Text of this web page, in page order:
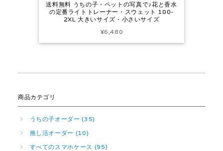
送料無料 うちの子・ペットの写真で♪花と香水
の定番ライトトレーナー・スウェット 100-
2XL 大きいサイズ・小さいサイズ
¥6,480
商品カテゴリ
うちの子オーダー (35)
推し活オーダー (10)
すべてのスマホケース (95)